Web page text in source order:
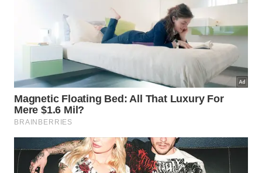
A lógica do Tao Te Ching não glorifica impulso cego,
mas um começo que respeita medida, contexto e
Por que simplicidade e humildade
tornam metas mais sustentáveis?